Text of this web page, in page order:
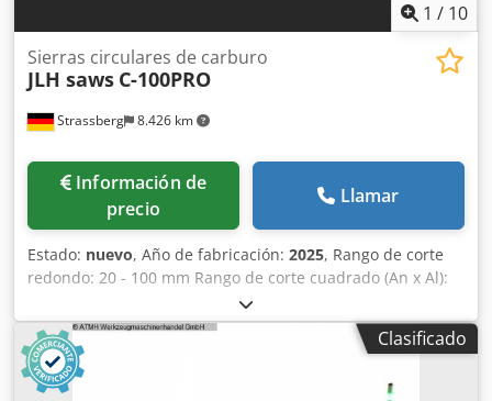
1 / 10
Strassberg 8.426 km
Sierras circulares de carburo
JLH saws C-100PRO
Información de
precio
Llamar
Estado: nuevo, Año de fabricación: 2025, Rango de corte
redondo: 20 - 100 mm Rango de corte cuadrado (An x Al):
20 x 70 mm Longitud de corte mínima: 5 mm Longitud de
retal mínima en modo automático*: 65 mm Longitud de
retal mínima en corte simple: 30 mm Longitud: 2300 mm
Ancho con transportador de virutas: 2260 mm Altura:
22100 mm Altura de apoyo del material: 925 mm Peso
Clasificado